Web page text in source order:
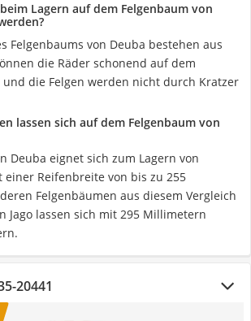
Lagern auf dem Felgenbaum von
Felgenbaums von Deuba bestehen aus
die Räder schonend auf dem
und die Felgen werden nicht durch Kratzer
lassen sich auf dem Felgenbaum von
Deuba eignet sich zum Lagern von
Reifenbreite von bis zu 255
Felgenbäumen aus diesem Vergleich
Jago lassen sich mit 295 Millimetern
20441